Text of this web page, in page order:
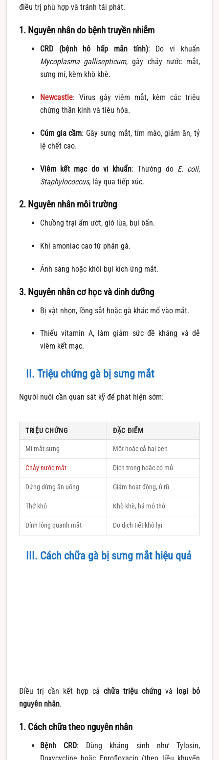
điều trị phù hợp và tránh tái phát.
1. Nguyên nhân do bệnh truyền nhiễm
CRD (bệnh hô hấp mãn tính): Do vi khuẩn
Mycoplasma gallisepticum, gây chảy nước mắt,
sưng mí, kèm khò khè.
Newcastle: Virus gây viêm mắt, kèm các triệu
chứng thần kinh và tiêu hóa.
Cúm gia cầm: Gây sưng mắt, tím mào, giảm ăn, tỷ
lệ chết cao.
Viêm kết mạc do vi khuẩn: Thường do E. coli,
Staphylococcus, lây qua tiếp xúc.
2. Nguyên nhân môi trường
Chuồng trại ẩm ướt, gió lùa, bụi bẩn.
Khí amoniac cao từ phân gà.
Ánh sáng hoặc khói bụi kích ứng mắt.
3. Nguyên nhân cơ học và dinh dưỡng
Bị vật nhọn, lồng sắt hoặc gà khác mổ vào mắt.
Thiếu vitamin A, làm giảm sức đề kháng và dễ
viêm kết mạc.
II. Triệu chứng gà bị sưng mắt
Người nuôi cần quan sát kỹ để phát hiện sớm:
TRIỆU CHỨNG ĐẶC ĐIỂM
Mí mắt sưng Một hoặc cả hai bên
Chảy nước mắt Dịch trong hoặc có mủ
Dửng dừng ăn uống Giảm hoạt động, ủ rũ
Thở khó Khò khè, há mỏ thở
Dính lông quanh mắt Do dịch tiết khô lại
III. Cách chữa gà bị sưng mắt hiệu quả
Điều trị cần kết hợp cả chữa triệu chứng và loại bỏ
nguyên nhân.
1. Cách chữa theo nguyên nhân
Bệnh CRD: Dùng kháng sinh như Tylosin,